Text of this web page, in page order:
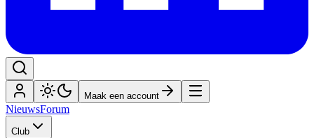
Maak een account
NieuwsForum
Club